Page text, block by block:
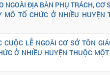
NGOÀI ĐỊA BÀN PHỤ TRÁCH, CƠ
TỔ CHỨC Ở NHIỀU HUYỆN
CUỘC LỄ NGOÀI CƠ SỞ TÔN
Ở NHIỀU HUYỆN THUỘC